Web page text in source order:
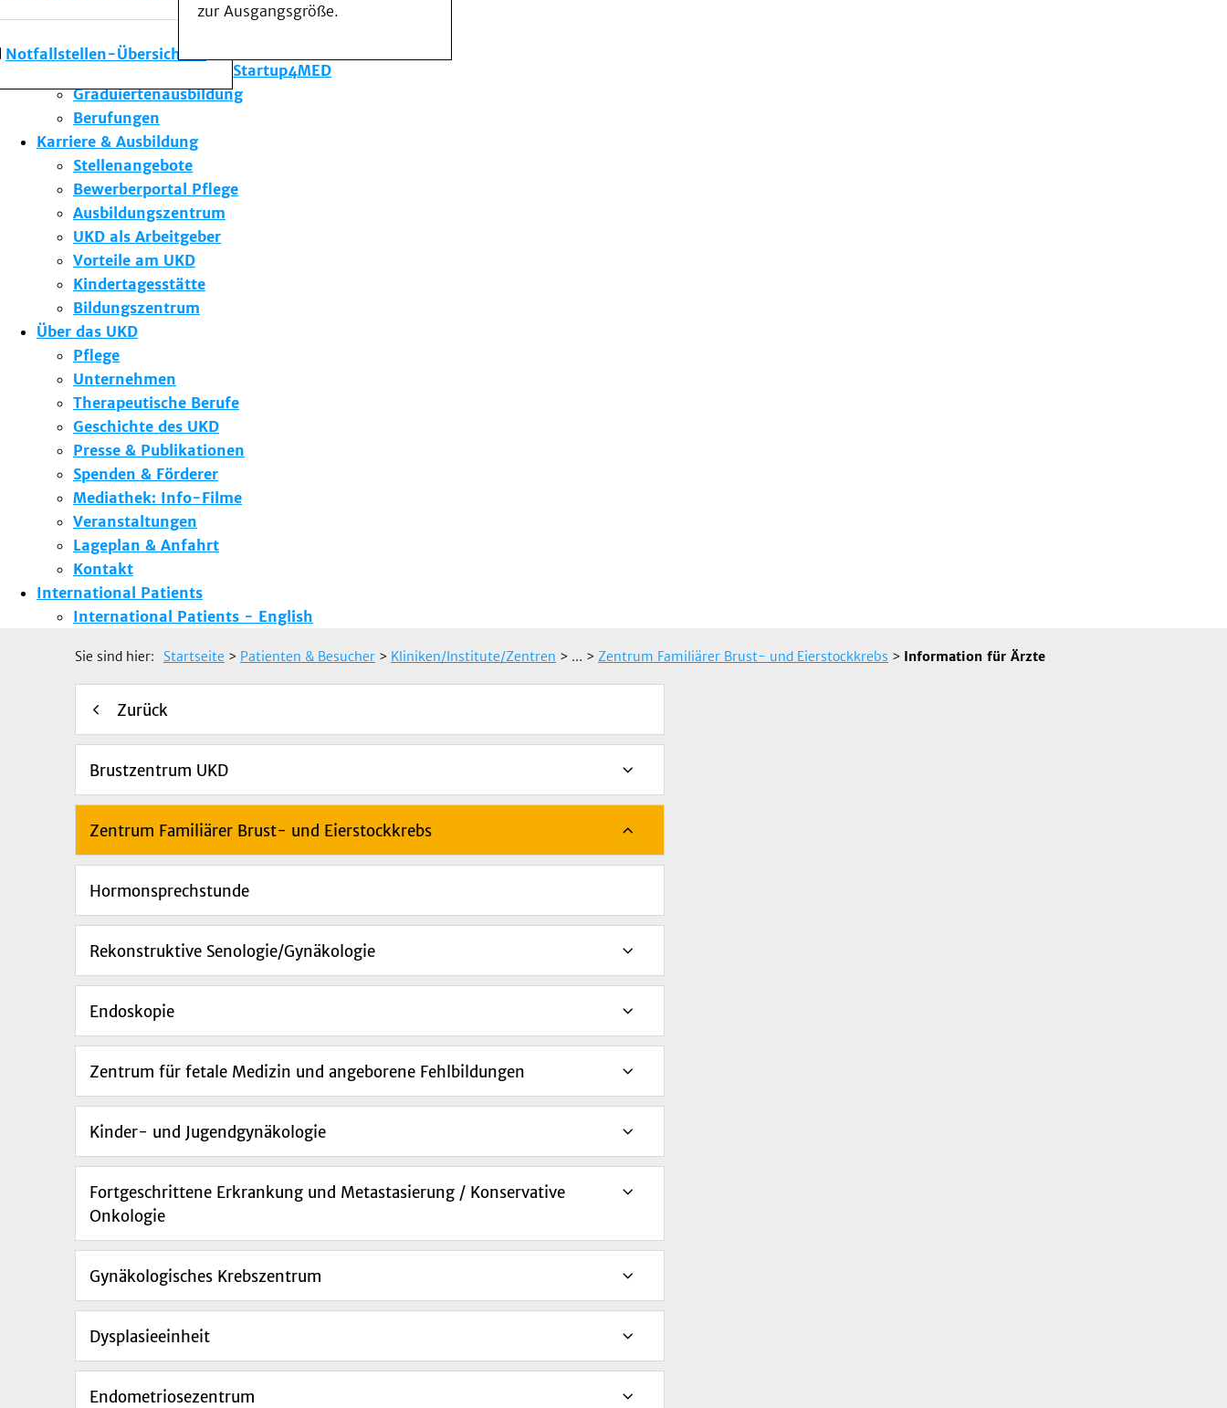
Notfallstellen-Übersicht
zur Ausgangsgröße.
Forschung am UKD
Studium & Lehre
Gründungsförderung Startup4MED
Graduiertenausbildung
Berufungen
Karriere & Ausbildung
Stellenangebote
Bewerberportal Pflege
Ausbildungszentrum
UKD als Arbeitgeber
Vorteile am UKD
Kindertagesstätte
Bildungszentrum
Über das UKD
Pflege
Unternehmen
Therapeutische Berufe
Geschichte des UKD
Presse & Publikationen
Spenden & Förderer
Mediathek: Info-Filme
Veranstaltungen
Lageplan & Anfahrt
Kontakt
International Patients
International Patients - English
Sie sind hier: Startseite > Patienten & Besucher > Kliniken/Institute/Zentren > ... > Zentrum Familiärer Brust- und Eierstockkrebs > Information für Ärzte
Zurück
Brustzentrum UKD
Zentrum Familiärer Brust- und Eierstockkrebs
Hormonsprechstunde
Rekonstruktive Senologie/Gynäkologie
Endoskopie
Zentrum für fetale Medizin und angeborene Fehlbildungen
Kinder- und Jugendgynäkologie
Fortgeschrittene Erkrankung und Metastasierung / Konservative
Onkologie
Gynäkologisches Krebszentrum
Dysplasieeinheit
Endometriosezentrum